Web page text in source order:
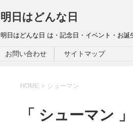
明日はどんな日
明日はどんな日 は・記念日・イベント・お誕
お問い合わせ サイトマップ
HOME > シューマン
「 シューマン